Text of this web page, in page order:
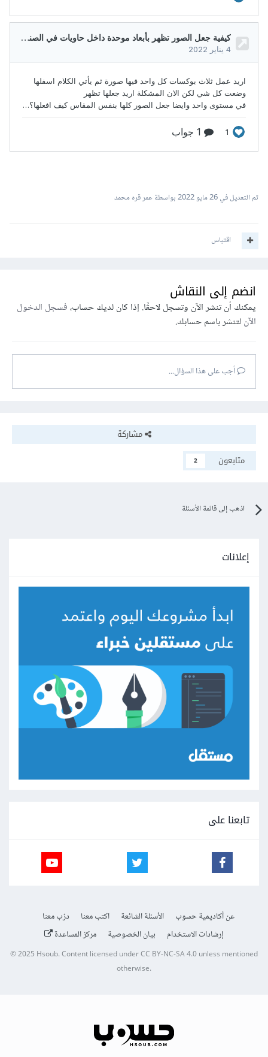
تم التعديل في26 مايو 2022 بواسطة عمر قره محمد
اقتباس
انضم إلى النقاش
يمكنك أن تنشر الآن وتسجل لاحقًا. إذا كان لديك حساب،فسجل الدخول
الآنلتنشر باسم حسابك.
أجب على هذا السؤال...
مشاركة
متابعون
2
اذهب إلى قائمة الأسئلة
إعلانات
تابعنا على
عن أكاديمية حسوب الأسئلة الشائعة اكتب معنا
درّب معنا
إرشادات الاستخدام
بيان الخصوصية مركز المساعدة
© 2025Hsoub.Content licensed underCC BY-NC-SA 4.0unless mentioned
otherwise.